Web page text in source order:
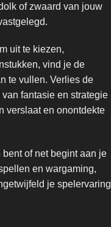
of zwaard van jouw
uit te kiezen,
vind je de
te vullen. Verlies de
fantasie en strategie
verslaat en onontdekte
of net begint aan je
en wargaming,
je spelervaring